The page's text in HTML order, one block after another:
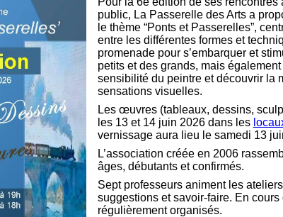
public, La Passerelle des Arts a
le thème “Ponts et Passerelles”,
entre les différentes formes et
promenade pour s’embarquer et
petits et des grands, mais
sensibilité du peintre et découvrir la
sensations visuelles.
Les œuvres (tableaux, dessins,
les 13 et 14 juin 2026 dans les
vernissage aura lieu le samedi 13
L’association créée en 2006
âges, débutants et confirmés.
Sept professeurs animent les
suggestions et savoir-faire. En cours
régulièrement organisés.